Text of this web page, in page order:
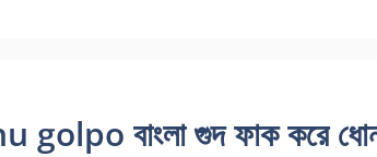
বাংলা গুদ ফাক করে